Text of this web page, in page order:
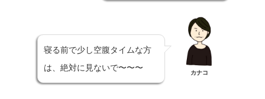
寝る前で少し空腹タイムな方
は、絶対に見ないで〜〜〜
カナコ